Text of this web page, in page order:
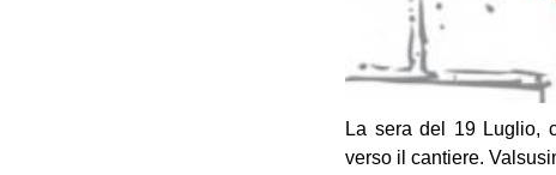
La sera del 19 Luglio,
verso il cantiere.